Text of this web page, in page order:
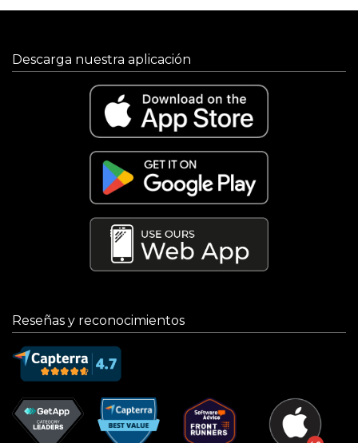
Descarga nuestra aplicación
Reseñas y reconocimientos